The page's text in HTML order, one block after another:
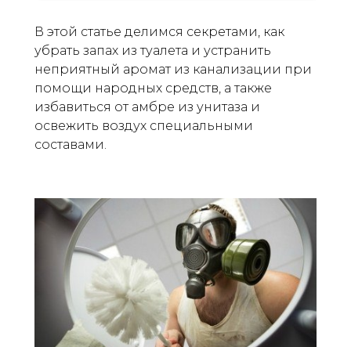
В этой статье делимся секретами, как
убрать запах из туалета и устранить
неприятный аромат из канализации при
помощи народных средств, а также
избавиться от амбре из унитаза и
освежить воздух специальными
составами.